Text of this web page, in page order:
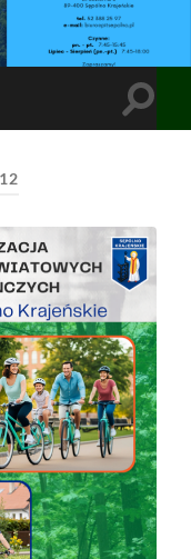
Toggle